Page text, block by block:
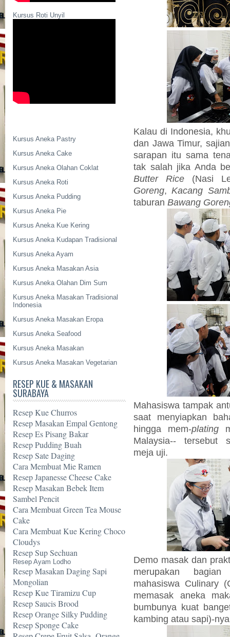
Kursus Roti Unyil
Kursus Aneka Pastry
Kursus Aneka Cake
Kursus Aneka Olahan Coklat
Kursus Aneka Roti
Kursus Aneka Pudding
Kursus Aneka Pie
Kursus Aneka Kue Kering
Kursus Aneka Kudapan Tradisional
Kursus Aneka Ayam
Kursus Aneka Masakan Asia
Kursus Aneka Olahan Dim Sum
Kursus Aneka Masakan Tradisional
Indonesia
Kursus Aneka Masakan Eropa
Kursus Aneka Seafood
Kursus Aneka Masakan
Kursus Aneka Masakan Vegetarian
RESEP KUE & MASAKAN
SURABAYA
Resep Kue Churros
Resep Masakan Empal Gentong
Resep Es Pisang Bakar
Resep Pudding Buah
Resep Sate Daging
Cara Membuat Mie Ramen
Resep Japanesse Cheese Cake
Resep Masakan Bebek Item
Sambel Pencit
Cara Membuat Green Tea Mouse
Cake
Cara Membuat Kue Kering Choco
Cloudys
Resep Sup Sechuan
Resep Ayam Lodho
Resep Masakan Daging Sapi
Mongolian
Resep Kue Tiramizu Cup
Resep Saucis Brood
Resep Orange Silky Pudding
Resep Sponge Cake
Kalau di Indonesia,
dan Jawa Timur,
sarapan itu sama
tak salah jika Anda
Butter Rice (Nasi
Goreng,Kacang
taburan Bawang
Mahasiswa tampak
saat menyiapkan
hingga mem-plating
Malaysia-- tersebut
meja uji.
Demo masak dan
merupakan
mahasiswa Culinary
memasak aneka
bumbunya kuat
kambing atau sapi)-